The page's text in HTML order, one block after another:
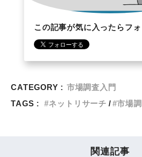
この記事が気に入ったらフ
CATEGORY : 市場調査入門
TAGS :
ネットリサーチ 市場
関連記事